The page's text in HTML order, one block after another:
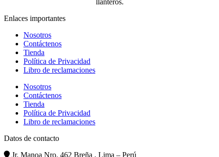
Enlaces importantes
Nosotros
Contáctenos
Tienda
Política de Privacidad
Libro de reclamaciones
Nosotros
Contáctenos
Tienda
Política de Privacidad
Libro de reclamaciones
Datos de contacto
Jr. Manoa Nro. 462 Breña , Lima – Perú